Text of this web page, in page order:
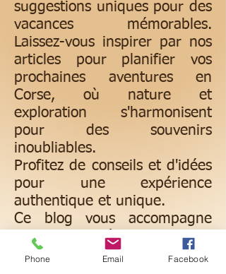
suggestions uniques pour des
vacances mémorables.
Laissez-vous inspirer par nos
articles pour planifier vos
prochaines aventures en
Corse, où nature et
exploration s'harmonisent
pour des souvenirs
inoubliables.
Profitez de conseils et d'idées
pour une expérience
authentique et unique.
Ce blog vous accompagne
dans la découverte des
meilleures et activités locales.
Phone Email Facebook